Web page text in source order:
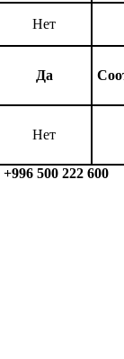
Нет
Да
Нет
+996 500 222 600